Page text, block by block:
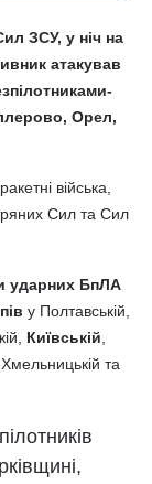
ЗСУ, у ніч на
атакував
Орел,
війська,
Сил та Сил
ударних БпЛА
у Полтавській,
Київській
та